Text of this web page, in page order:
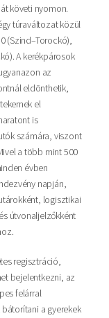
követi nyomon.
túraváltozat közül
(Szind–Torockó),
A kerékpárosok
az
eldönthetik,
el
is
számára, viszont
a több mint 500
évben
napján,
logisztikai
útvonaljelzőkként
regisztráció,
bejelentkezni, az
felárral
a gyerekek